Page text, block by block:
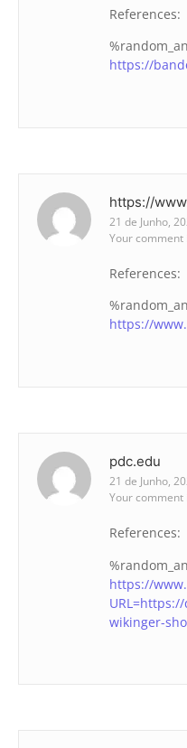
References:
https://
https://
21 de Junho,
Your
References:
https://
pdc.edu
21 de Junho,
Your
References:
https://
wikinger-